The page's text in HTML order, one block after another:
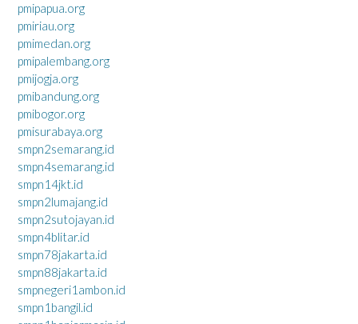
pmipapua.org
pmiriau.org
pmimedan.org
pmipalembang.org
pmijogja.org
pmibandung.org
pmibogor.org
pmisurabaya.org
smpn2semarang.id
smpn4semarang.id
smpn14jkt.id
smpn2lumajang.id
smpn2sutojayan.id
smpn4blitar.id
smpn78jakarta.id
smpn88jakarta.id
smpnegeri1ambon.id
smpn1bangil.id